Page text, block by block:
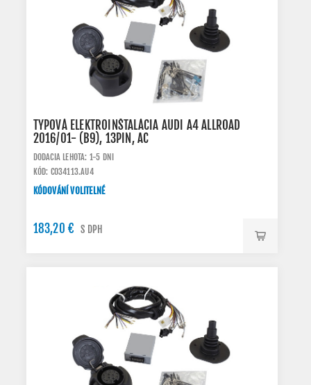
TYPOVÁ ELEKTROINŠTALÁCIA AUDI A4 ALLROAD
2016/01- (B9), 13PIN, AC
DODACIA LEHOTA: 1-5 DNI
KÓD: C034113.AU4
KÓDOVÁNÍ VOLITELNÉ
183,20 € S DPH